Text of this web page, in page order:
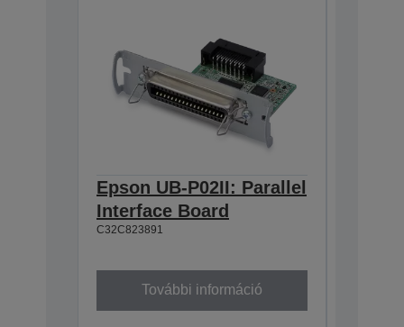
Epson UB-P02II: Parallel
Interface Board
C32C823891
További információ